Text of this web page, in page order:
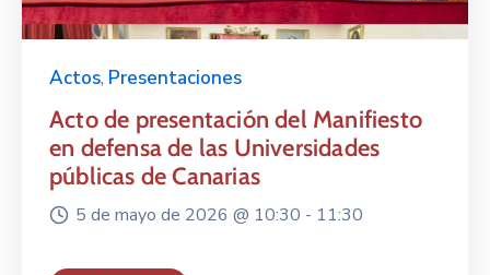
Actos, Presentaciones
Acto de presentación del Manifiesto
en defensa de las Universidades
públicas de Canarias
5 de mayo de 2026 @ 10:30 - 11:30